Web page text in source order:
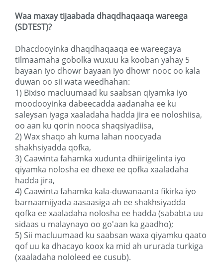
Waa maxay tijaabada dhaqdhaqaaqa wareega
(SDTEST)?
Dhacdooyinka dhaqdhaqaaqa ee wareegaya
tilmaamaha gobolka wuxuu ka kooban yahay 5
bayaan iyo dhowr bayaan iyo dhowr nooc oo kala
duwan oo sii wata weedhahan:
1) Bixiso macluumaad ku saabsan qiyamka iyo
moodooyinka dabeecadda aadanaha ee ku
saleysan iyaga xaaladaha hadda jira ee noloshiisa,
oo aan ku qorin nooca shaqsiyadiisa,
2) Wax shaqo ah kuma lahan noocyada
shakhsiyadda qofka,
3) Caawinta fahamka xudunta dhiirigelinta iyo
qiyamka nolosha ee dhexe ee qofka xaaladaha
hadda jira,
4) Caawinta fahamka kala-duwanaanta fikirka iyo
barnaamijyada aasaasiga ah ee shakhsiyadda
qofka ee xaaladaha nolosha ee hadda (sababta uu
sidaas u malaynayo oo go'aan ka gaadho);
5) Sii macluumaad ku saabsan waxa qiyamku qaato
qof uu ka dhacayo koox ka mid ah ururada turkiga
(xaaladaha nololeed ee cusub).